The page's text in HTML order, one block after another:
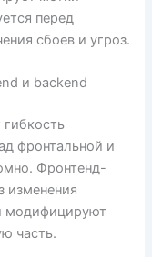
перед
сбоев и угроз.
и backend
гибкость
фронтальной и
Фронтенд-
изменения
модифицируют
часть.